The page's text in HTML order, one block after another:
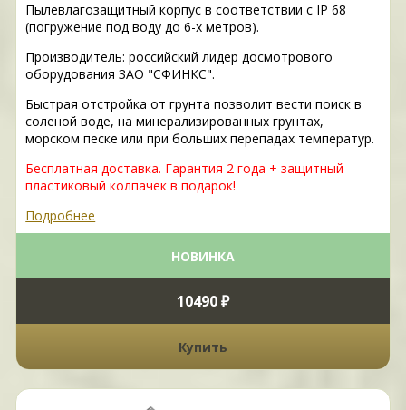
Пылевлагозащитный корпус в соответствии с IP 68
(погружение под воду до 6-х метров).
Производитель: российский лидер досмотрового
оборудования ЗАО "СФИНКС".
Быстрая отстройка от грунта позволит вести поиск в
соленой воде, на минерализированных грунтах,
морском песке или при больших перепадах температур.
Бесплатная доставка. Гарантия 2 года + защитный
пластиковый колпачек в подарок!
Подробнее
НОВИНКА
10490 ₽
Купить